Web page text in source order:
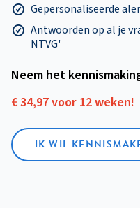
Gepersonaliseerde
Antwoorden op al je
NTVG'
Neem het
€ 34,97 voor 12 weken!
IK WIL